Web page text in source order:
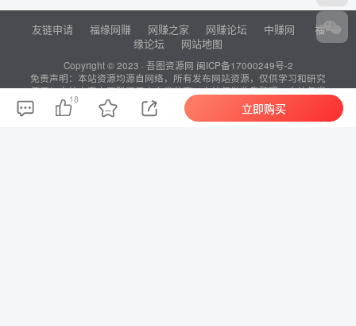
友链申请 福缘网赚 网赚之家 网赚论坛 中赚网
福
缘论坛
网站地图
Copyright © 2023 · 吾图资源网 闽ICP备17000249号-2
免责声明：本站资源均源自网络，所有发布网站资源，仅供学习和研究
使用！本站内容由互联网用户自发分享，本站仅做收集整理，本站仅提
供信息存储空间服务，不拥有所有权，不承担相关法律责任。如发现本
站有涉嫌抄袭侵权/违法违规的内容， 请底部联系方式私聊，一经查实，
18
立即购买